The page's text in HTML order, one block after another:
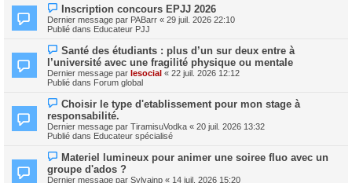
a
u
m
s
s
a
g
e
N
o
u
v
a
u
m
e
s
a
g
e
Inscription concours EPJJ 2026
Dernier message par PABarr « 29 juil. 2026 22:10
Publié dans Educateur PJJ
N
o
u
v
e
u
m
e
s
s
a
g
e
Santé des étudiants : plus d’un sur deux entre à
l’université avec une fragilité physique ou mentale
Dernier message par lesocial « 22 juil. 2026 12:12
Publié dans Forum global
N
o
u
v
e
u
m
e
Choisir le type d'etablissement pour mon stage à
responsabilité.
Dernier message par TiramisuVodka « 20 juil. 2026 13:32
Publié dans Educateur spécialisé
N
o
u
Materiel lumineux pour animer une soiree fluo avec un
groupe d'ados ?
Dernier message par Sylvainp « 14 juil. 2026 15:20